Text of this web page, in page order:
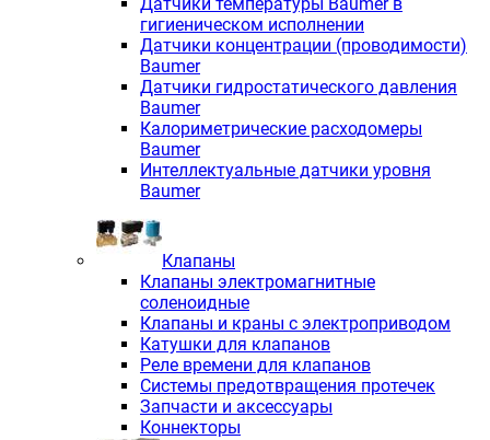
гигиеническом исполнении
Датчики концентрации (проводимости)
Baumer
Датчики гидростатического давления
Baumer
Калориметрические расходомеры
Baumer
Интеллектуальные датчики уровня
Baumer
Клапаны
Клапаны электромагнитные
соленоидные
Клапаны и краны с электроприводом
Катушки для клапанов
Реле времени для клапанов
Системы предотвращения протечек
Запчасти и аксессуары
Коннекторы